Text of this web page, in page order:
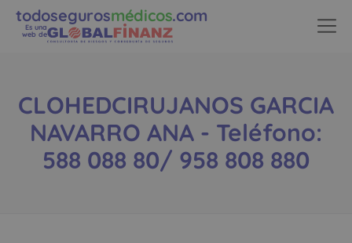
todosegurosmédicos.com
Es una
web de
CLOHEDCIRUJANOS GARCIA
NAVARRO ANA - Teléfono:
588 088 80/ 958 808 880